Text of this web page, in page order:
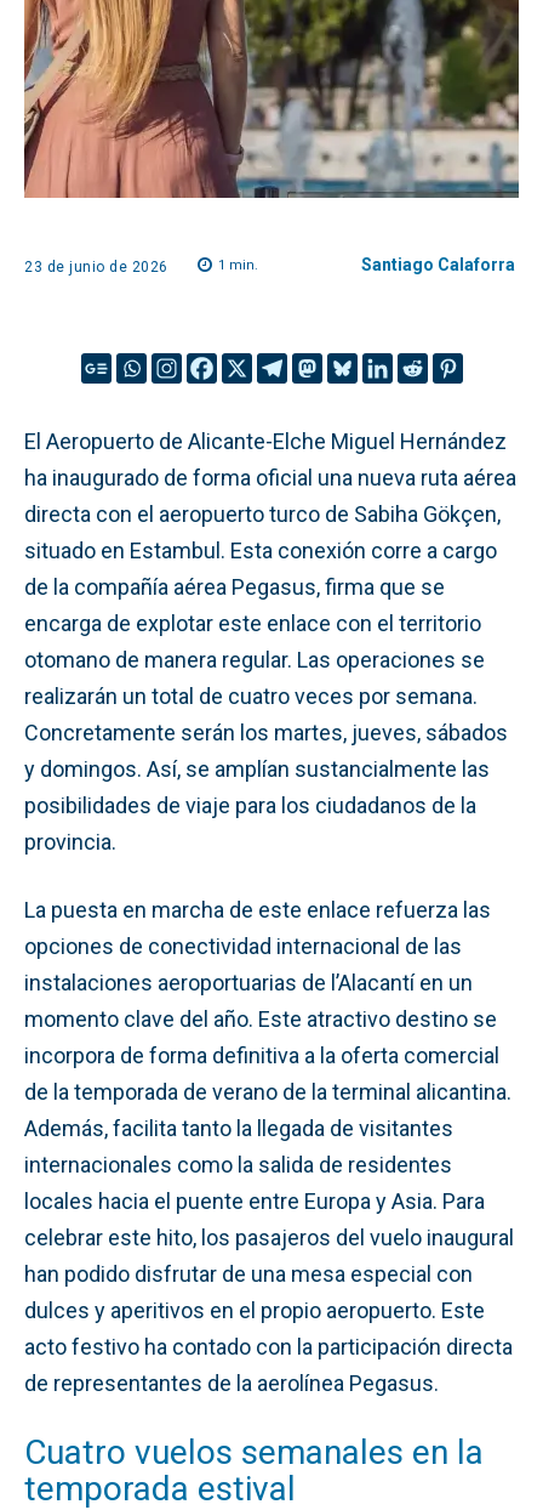
23 de junio de 2026 1 min. Santiago Calaforra
El Aeropuerto de Alicante-Elche Miguel Hernández
ha inaugurado de forma oficial una nueva ruta aérea
directa con el aeropuerto turco de Sabiha Gökçen,
situado en Estambul. Esta conexión corre a cargo
de la compañía aérea Pegasus, firma que se
encarga de explotar este enlace con el territorio
otomano de manera regular. Las operaciones se
realizarán un total de cuatro veces por semana.
Concretamente serán los martes, jueves, sábados
y domingos. Así, se amplían sustancialmente las
posibilidades de viaje para los ciudadanos de la
provincia.
La puesta en marcha de este enlace refuerza las
opciones de conectividad internacional de las
instalaciones aeroportuarias de l’Alacantí en un
momento clave del año. Este atractivo destino se
incorpora de forma definitiva a la oferta comercial
de la temporada de verano de la terminal alicantina.
Además, facilita tanto la llegada de visitantes
internacionales como la salida de residentes
locales hacia el puente entre Europa y Asia. Para
celebrar este hito, los pasajeros del vuelo inaugural
han podido disfrutar de una mesa especial con
dulces y aperitivos en el propio aeropuerto. Este
acto festivo ha contado con la participación directa
de representantes de la aerolínea Pegasus.
Cuatro vuelos semanales en la
temporada estival